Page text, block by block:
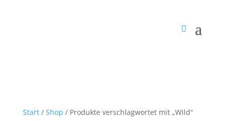
Start/ Shop / Produkte verschlagwortet mit „Wild“